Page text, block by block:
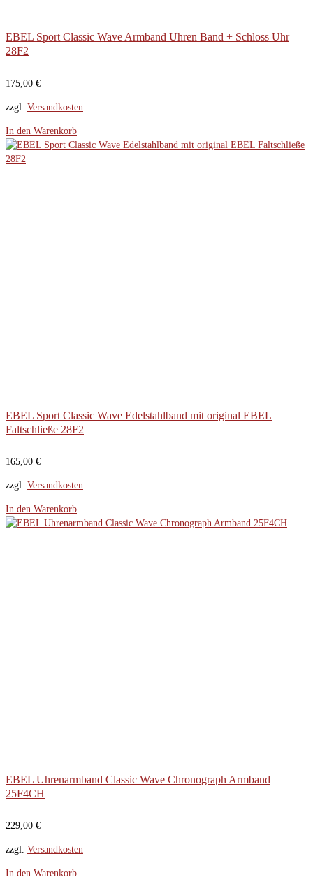
EBEL Sport Classic Wave Armband Uhren Band + Schloss Uhr
28F2
175,00 €
zzgl. Versandkosten
In den Warenkorb
EBEL Sport Classic Wave Edelstahlband mit original EBEL
Faltschließe 28F2
165,00 €
zzgl. Versandkosten
In den Warenkorb
EBEL Uhrenarmband Classic Wave Chronograph Armband
25F4CH
229,00 €
zzgl. Versandkosten
In den Warenkorb